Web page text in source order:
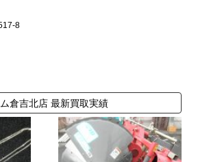
8
倉吉北店 最新買取実績